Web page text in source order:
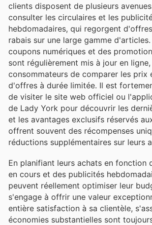
clients disposent de plusieurs
consulter les circulaires et les
hebdomadaires, qui regorgent
rabais sur une large gamme
coupons numériques et des
sont régulièrement mis à jour en
consommateurs de comparer les prix
d'offres à durée limitée. Il est
de visiter le site web officiel ou
de Lady York pour découvrir les
et les avantages exclusifs réservés
offrent souvent des récompenses
réductions supplémentaires sur leurs
En planifiant leurs achats en fonction
en cours et des publicités
peuvent réellement optimiser leur
s'engage à offrir une valeur
entière satisfaction à sa clientèle,
économies substantielles sont